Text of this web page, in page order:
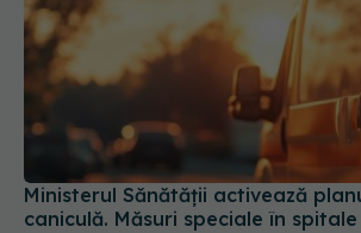
Ministerul Sănătății activează
caniculă. Măsuri speciale în
pentru populație
03 aug 2026, 10:30